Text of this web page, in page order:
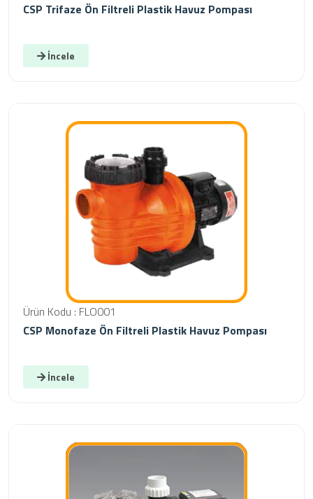
CSP Trifaze Ön Filtreli Plastik Havuz Pompası
İncele
Ürün Kodu : FLO001
CSP Monofaze Ön Filtreli Plastik Havuz Pompası
İncele